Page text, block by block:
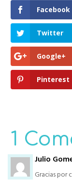
Facebook
Twitter
Google+
Pinterest
1
Julio
Gracias por